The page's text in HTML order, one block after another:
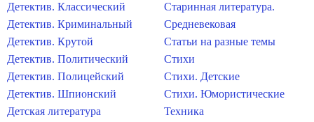
Детектив. Классический
Детектив. Криминальный
Детектив. Крутой
Детектив. Политический
Детектив. Полицейский
Детектив. Шпионский
Детская литература
Старинная литература.
Средневековая
Статьи на разные темы
Стихи
Стихи. Детские
Стихи. Юмористические
Техника